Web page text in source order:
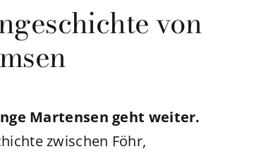
von
Martensen geht weiter.
zwischen Föhr,